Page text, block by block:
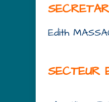
Edith
SECTEUR